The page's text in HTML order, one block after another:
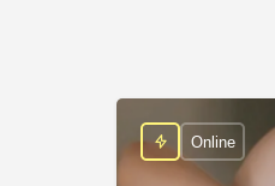
Online